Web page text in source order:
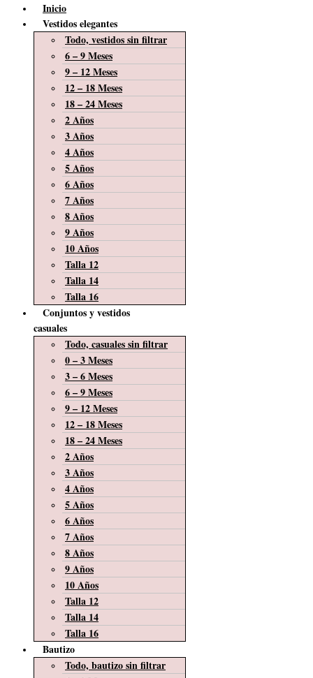
Inicio
Vestidos elegantes
Todo, vestidos sin filtrar
6 – 9 Meses
9 – 12 Meses
12 – 18 Meses
18 – 24 Meses
2 Años
3 Años
4 Años
5 Años
6 Años
7 Años
8 Años
9 Años
10 Años
Talla 12
Talla 14
Talla 16
Conjuntos y vestidos
casuales
Todo, casuales sin filtrar
0 – 3 Meses
3 – 6 Meses
6 – 9 Meses
9 – 12 Meses
12 – 18 Meses
18 – 24 Meses
2 Años
3 Años
4 Años
5 Años
6 Años
7 Años
8 Años
9 Años
10 Años
Talla 12
Talla 14
Talla 16
Bautizo
Todo, bautizo sin filtrar